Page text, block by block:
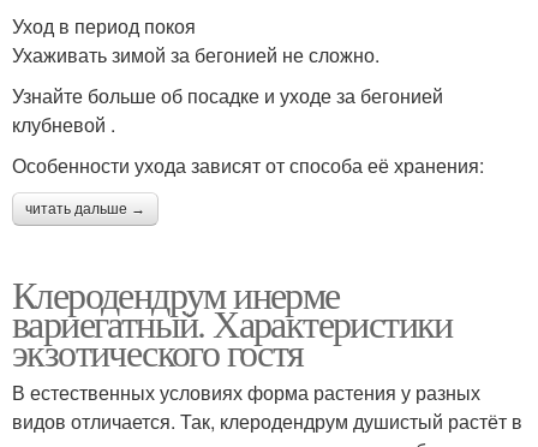
Уход в период покоя
Ухаживать зимой за бегонией не сложно.
Узнайте больше об посадке и уходе за бегонией
клубневой .
Особенности ухода зависят от способа её хранения:
читать дальше →
Клеродендрум инерме
вариегатный. Характеристики
экзотического гостя
В естественных условиях форма растения у разных
видов отличается. Так, клеродендрум душистый растёт в